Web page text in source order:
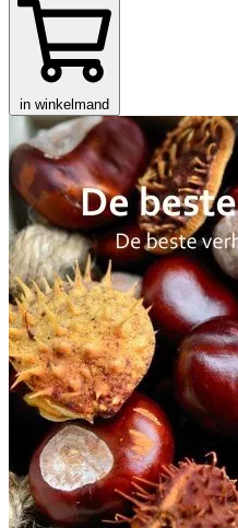
in winkelmand